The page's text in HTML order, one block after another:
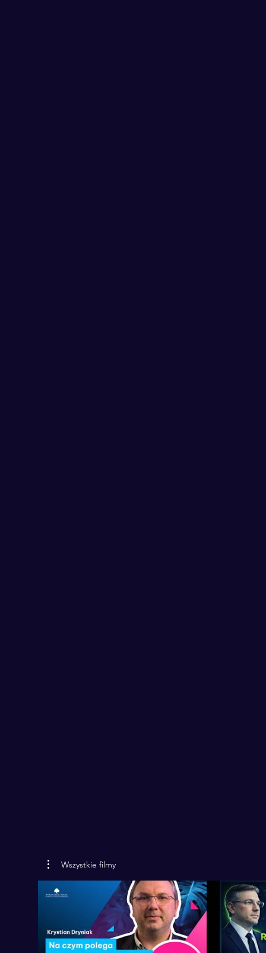
Wszystkie filmy